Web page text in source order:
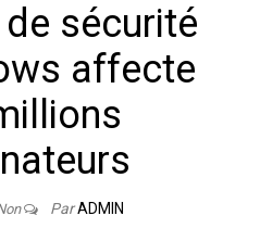
sécurité
affecte
ParADMIN